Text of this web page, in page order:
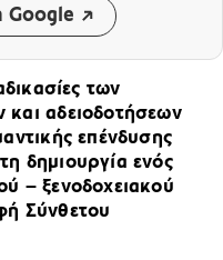
Google
των
αδειοδοτήσεων
επένδυσης
δημιουργία ενός
– ξενοδοχειακού
Σύνθετου